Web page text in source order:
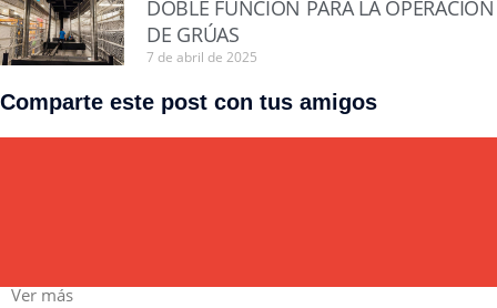
DOBLE FUNCIÓN PARA LA OPERACIÓN
DE GRÚAS
7 de abril de 2025
Comparte este post con tus amigos
Ver más